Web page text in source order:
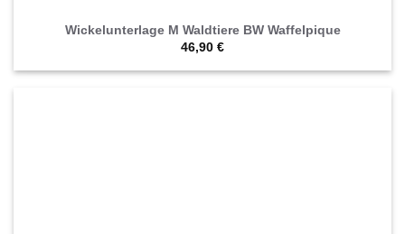
Wickelunterlage M Waldtiere BW Waffelpique
46,90 €